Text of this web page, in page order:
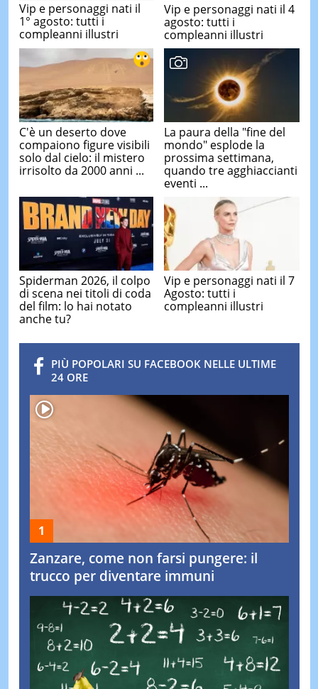
Vip e personaggi nati il
1° agosto: tutti i
compleanni illustri
Vip e personaggi nati il 4
agosto: tutti i
compleanni illustri
C'è un deserto dove
compaiono figure visibili
solo dal cielo: il mistero
irrisolto da 2000 anni ...
La paura della "fine del
mondo" esplode la
prossima settimana,
quando tre agghiaccianti
eventi ...
Spiderman 2026, il colpo
di scena nei titoli di coda
del film: lo hai notato
anche tu?
Vip e personaggi nati il 7
Agosto: tutti i
compleanni illustri
PIÙ POPOLARI SU FACEBOOK NELLE ULTIME
24 ORE
Zanzare, come non farsi pungere: il
trucco per diventare immuni